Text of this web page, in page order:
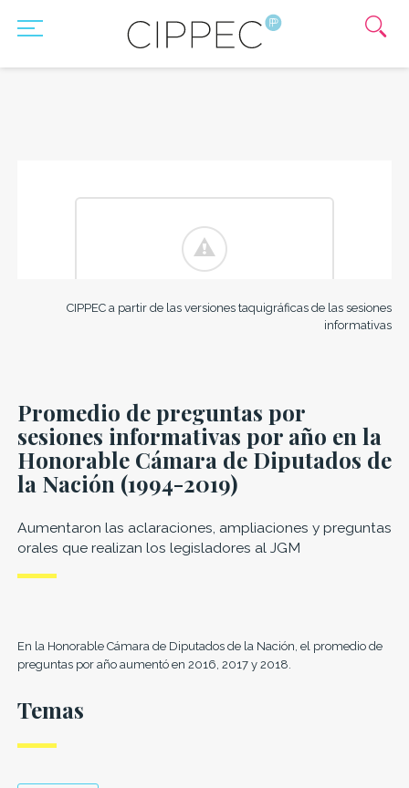
CIPPEC a partir de las versiones taquigráficas de las sesiones
informativas
Promedio de preguntas por
sesiones informativas por año en la
Honorable Cámara de Diputados de
la Nación (1994-2019)
Aumentaron las aclaraciones, ampliaciones y preguntas
orales que realizan los legisladores al JGM
En la Honorable Cámara de Diputados de la Nación, el promedio de
preguntas por año aumentó en 2016, 2017 y 2018.
Temas